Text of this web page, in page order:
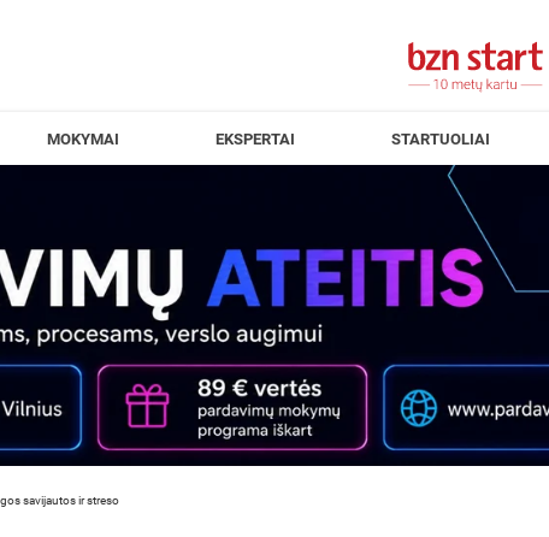
MOKYMAI EKSPERTAI STARTUOLIAI
savijautos ir streso